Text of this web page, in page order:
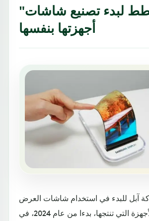
"آبل" تخطط لبدء تصنيع شاشات
أجهزتها بنفسها
آبل للبدء في استخدام شاشات العرض
الخاصة بها في الأجهزة التي تنتجها، بدءا من عام 2024، في